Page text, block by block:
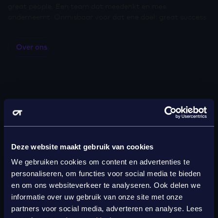
Deze website maakt gebruik van cookies
We gebruiken cookies om content en advertenties te
personaliseren, om functies voor social media te bieden
en om ons websiteverkeer te analyseren. Ook delen we
informatie over uw gebruik van onze site met onze
partners voor social media, adverteren en analyse. Lees
Over ons
Onze vier beloften
voor écht succes
Ontdek onze diensten